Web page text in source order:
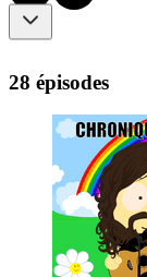
28 épisodes